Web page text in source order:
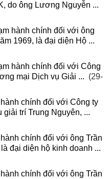
do ông Lương Nguyễn ...
hành chính đối với ông
1969, là đại diện Hộ ...
hành chính đối với Công
mại Dịch vụ Giải ... (29-
chính đối với Công ty
trí Trung Nguyên, ...
chính đối với ông Trần
đại diện hộ kinh doanh ...
chính đối với ông Trần